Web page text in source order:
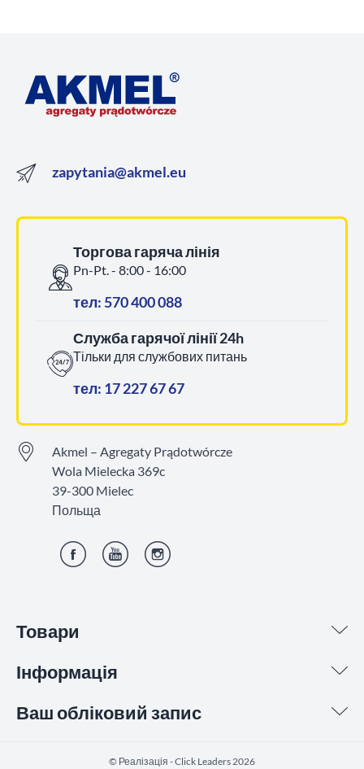
Товари
Інформація
Ваш обліковий запис
zapytania@akmel.eu
Торгова гаряча лінія
Pn-Pt. - 8:00 - 16:00
тел: 570 400 088
Служба гарячої лінії 24h
Тільки для службових питань
тел: 17 227 67 67
Akmel – Agregaty Prądotwórcze
Wola Mielecka 369c
39-300 Mielec
Польща
©️ Реалізація - Click Leaders 2026